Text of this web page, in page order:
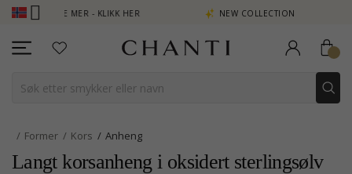
SE MER - KLIKK HER NEW COLLECTION | AURA
Former Kors Anheng
Langt korsanheng i oksidert sterlingsølv